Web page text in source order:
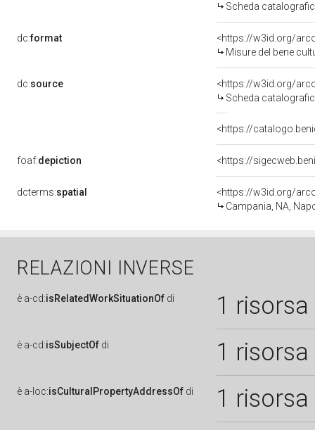
Scheda
dc:format
<https://w3id.org/
Misure del bene
dc:source
<https://w3id.org/
Scheda
<https://
foaf:depiction <https://
dcterms:spatial
<https://w3id.org/
Campania, NA,
RELAZIONI INVERSE
è a-cd:isRelatedWorkSituationOf di 1 risorsa
è a-cd:isSubjectOf di 1 risorsa
è a-loc:isCulturalPropertyAddressOf di 1 risorsa